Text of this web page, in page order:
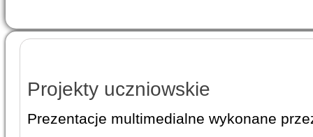
Projekty uczniowskie
Prezentacje multimedialne wykonane